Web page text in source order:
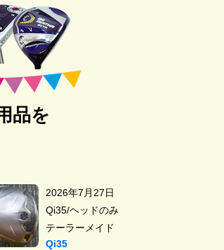
品を
2026年7月27日
Qi35/ヘッドのみ
テーラーメイド
Qi35